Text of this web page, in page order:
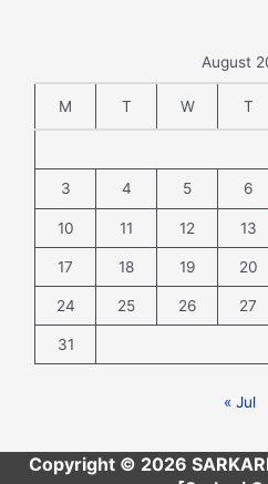
August
M T W T
3 4 5 6
10 11 12 13
17 18 19 20
24 25 26 27
31
« Jul
Copyright © 2026